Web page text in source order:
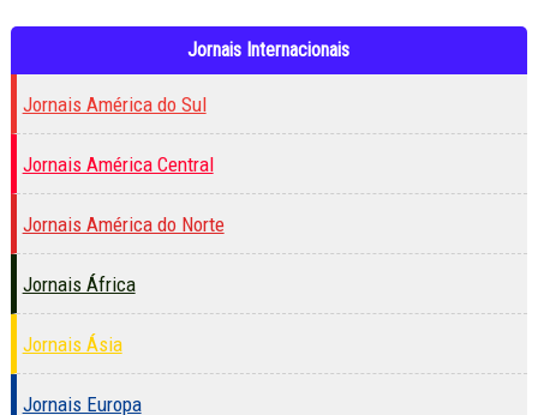
Jornais Internacionais
Jornais América do Sul
Jornais América Central
Jornais América do Norte
Jornais África
Jornais Ásia
Jornais Europa